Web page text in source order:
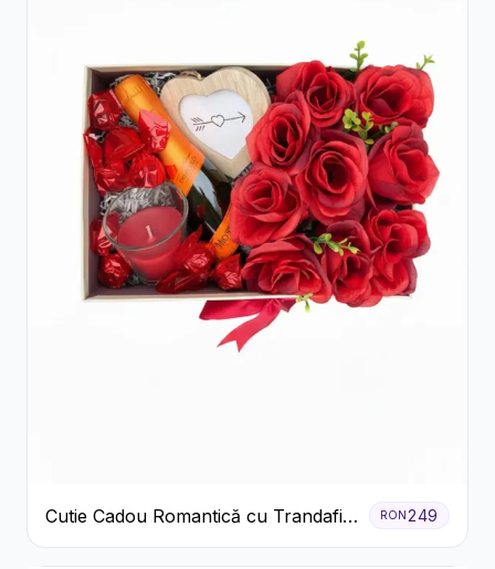
Cutie Cadou Romantică cu Trandafiri
Șampanie și Lumânare
RON249